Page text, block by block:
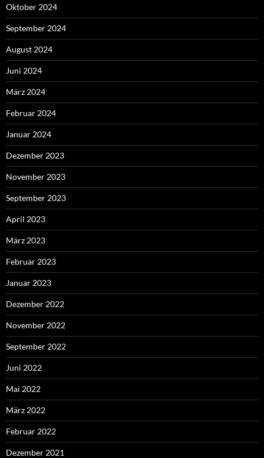
Oktober 2024
September 2024
August 2024
Juni 2024
März 2024
Februar 2024
Januar 2024
Dezember 2023
November 2023
September 2023
April 2023
März 2023
Februar 2023
Januar 2023
Dezember 2022
November 2022
September 2022
Juni 2022
Mai 2022
März 2022
Februar 2022
Dezember 2021